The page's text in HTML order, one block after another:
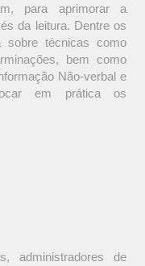
para aprimorar a
da leitura. Dentre os
sobre técnicas como
bem como
Não-verbal e
em prática os
administradores de